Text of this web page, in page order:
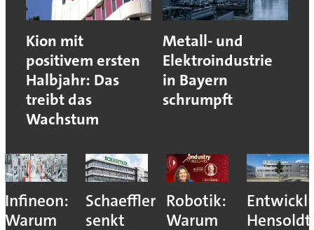
Kion mit
positivem ersten
Halbjahr: Das
treibt das
Wachstum
Metall- und
Elektroindustrie
in Bayern
schrumpft
Infineon:
Warum
Schaeffler
senkt
Robotik:
Warum
Hensoldt